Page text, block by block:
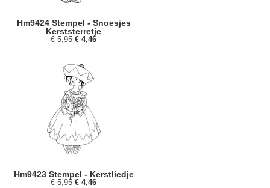
Hm9424 Stempel - Snoesjes
Kerststerretje
€ 5,95 € 4,46
Hm9423 Stempel - Kerstliedje
€ 5,95 € 4,46